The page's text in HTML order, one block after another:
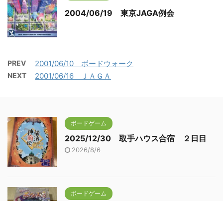
2004/06/19 東京JAGA例会
PREV 2001/06/10 ボードウォーク
NEXT 2001/06/16 ＪＡＧＡ
ボードゲーム
2025/12/30 取手ハウス合宿 ２日目
2026/8/6
ボードゲーム